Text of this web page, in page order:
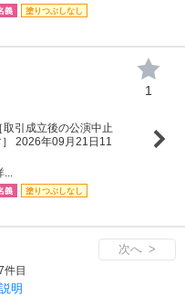
義
塗りつぶしなし
引成立後の公演中止
2026年09月21日11
...
義
塗りつぶしなし
1
次へ >
目
明